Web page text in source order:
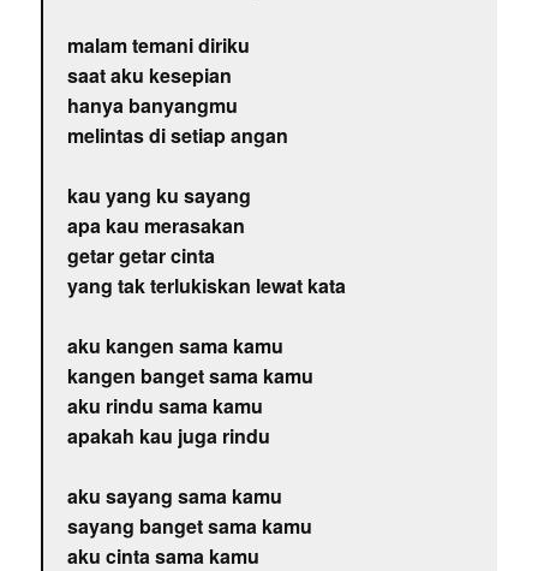
malam temani diriku
saat aku kesepian
hanya banyangmu
melintas di setiap angan
kau yang ku sayang
apa kau merasakan
getar getar cinta
yang tak terlukiskan lewat kata
aku kangen sama kamu
kangen banget sama kamu
aku rindu sama kamu
apakah kau juga rindu
aku sayang sama kamu
sayang banget sama kamu
aku cinta sama kamu